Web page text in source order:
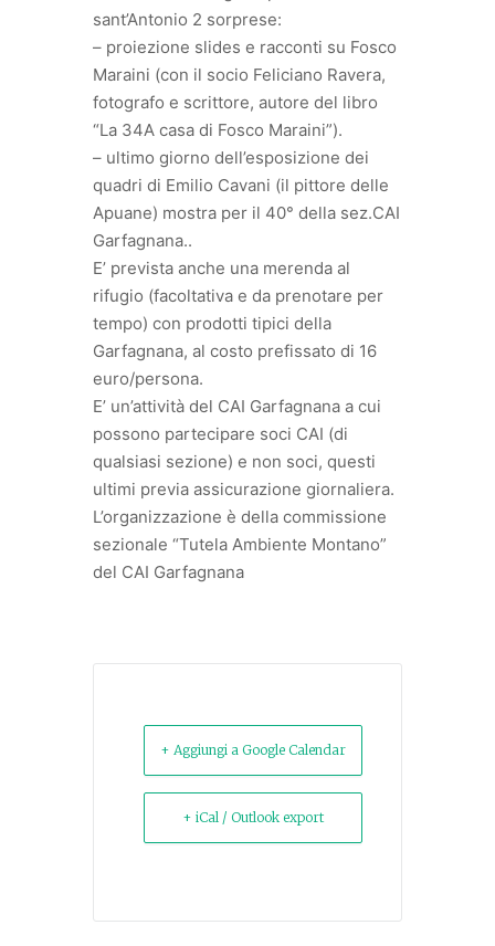
sant’Antonio 2 sorprese:
– proiezione slides e racconti su Fosco
Maraini (con il socio Feliciano Ravera,
fotografo e scrittore, autore del libro
“La 34A casa di Fosco Maraini”).
– ultimo giorno dell’esposizione dei
quadri di Emilio Cavani (il pittore delle
Apuane) mostra per il 40° della sez.CAI
Garfagnana..
E’ prevista anche una merenda al
rifugio (facoltativa e da prenotare per
tempo) con prodotti tipici della
Garfagnana, al costo prefissato di 16
euro/persona.
E’ un’attività del CAI Garfagnana a cui
possono partecipare soci CAI (di
qualsiasi sezione) e non soci, questi
ultimi previa assicurazione giornaliera.
L’organizzazione è della commissione
sezionale “Tutela Ambiente Montano”
del CAI Garfagnana
+ Aggiungi a Google Calendar
+ iCal / Outlook export